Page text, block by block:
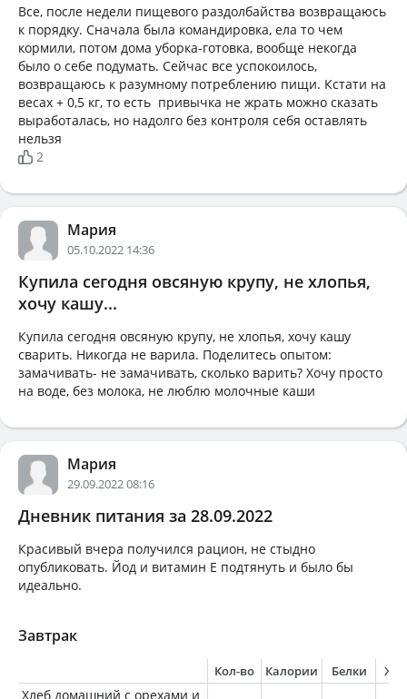
Все, после недели пищевого раздолбайства возвращаюсь
к порядку. Сначала была командировка, ела то чем
кормили, потом дома уборка-готовка, вообще некогда
было о себе подумать. Сейчас все успокоилось,
возвращаюсь к разумному потреблению пищи. Кстати на
весах + 0,5 кг, то есть привычка не жрать можно сказать
выработалась, но надолго без контроля себя оставлять
нельзя
2
Мария
05.10.2022 14:36
Купила сегодня овсяную крупу, не хлопья,
хочу кашу...
Купила сегодня овсяную крупу, не хлопья, хочу кашу
сварить. Никогда не варила. Поделитесь опытом:
замачивать- не замачивать, сколько варить? Хочу просто
на воде, без молока, не люблю молочные каши
Мария
29.09.2022 08:16
Дневник питания за 28.09.2022
Красивый вчера получился рацион, не стыдно
опубликовать. Йод и витамин Е подтянуть и было бы
идеально.
Завтрак
Кол-во Калории Белки
Хлеб домашний с орехами и